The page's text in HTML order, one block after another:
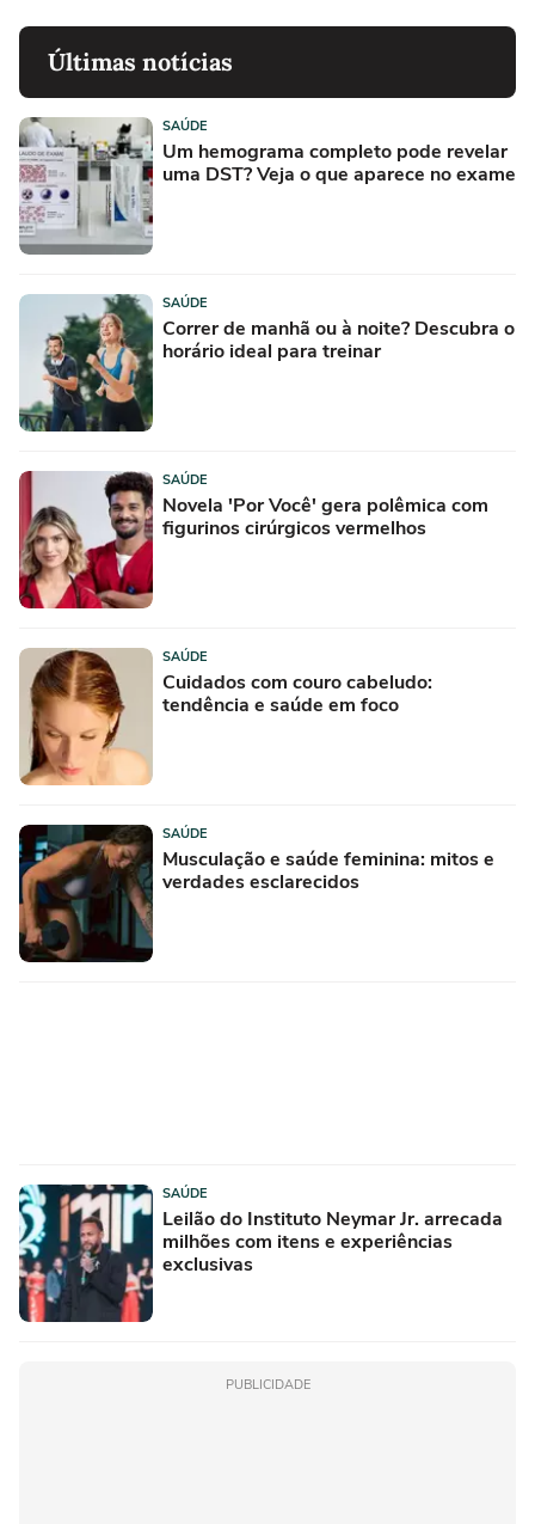
Últimas notícias
SAÚDE
Um hemograma completo pode revelar
uma DST? Veja o que aparece no exame
SAÚDE
Correr de manhã ou à noite? Descubra o
horário ideal para treinar
SAÚDE
Novela 'Por Você' gera polêmica com
figurinos cirúrgicos vermelhos
SAÚDE
Cuidados com couro cabeludo:
tendência e saúde em foco
SAÚDE
Musculação e saúde feminina: mitos e
verdades esclarecidos
SAÚDE
Leilão do Instituto Neymar Jr. arrecada
milhões com itens e experiências
exclusivas
PUBLICIDADE